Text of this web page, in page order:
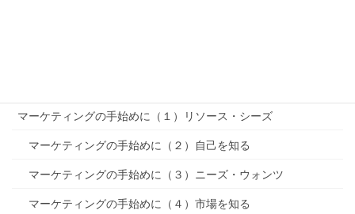
マーケティングの手始めに（１）リソース・シーズ
マーケティングの手始めに（２）自己を知る
マーケティングの手始めに（３）ニーズ・ウォンツ
マーケティングの手始めに（４）市場を知る